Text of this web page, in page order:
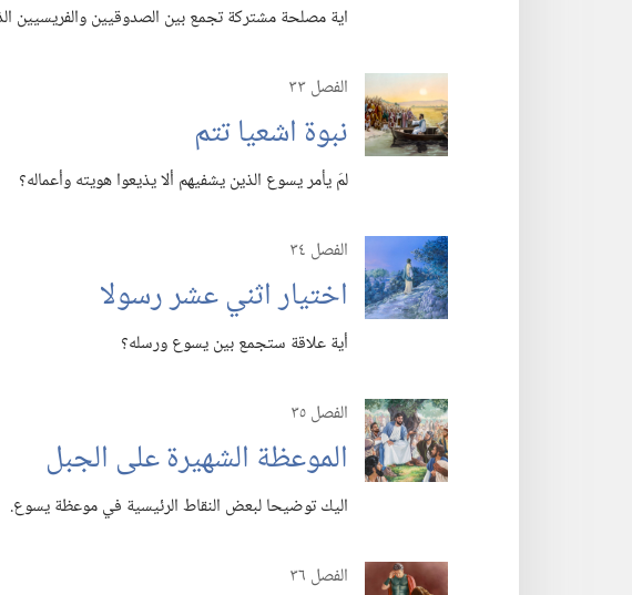
اية مصلحة مشتركة تجمع بين الصدوقيين
الفصل ٣٣
نبوة اشعيا تتم
لمَ يأمر يسوع الذين يشفيهم ألا يذيعوا هويته وأعماله؟‏
الفصل ٣٤
اختيار اثني عشر رسولا
أية علاقة ستجمع بين يسوع ورسله؟‏
الفصل ٣٥
الموعظة الشهيرة على الجبل
اليك توضيحا لبعض النقاط الرئيسية في موعظة يسوع.‏
الفصل ٣٦